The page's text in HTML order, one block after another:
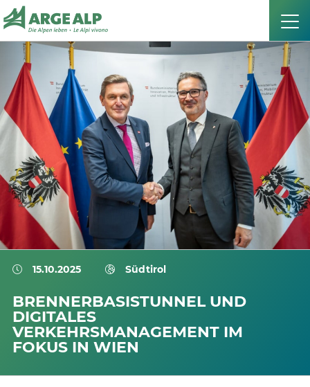
15.10.2025 Südtirol
BRENNERBASISTUNNEL UND
DIGITALES
VERKEHRSMANAGEMENT IM
FOKUS IN WIEN